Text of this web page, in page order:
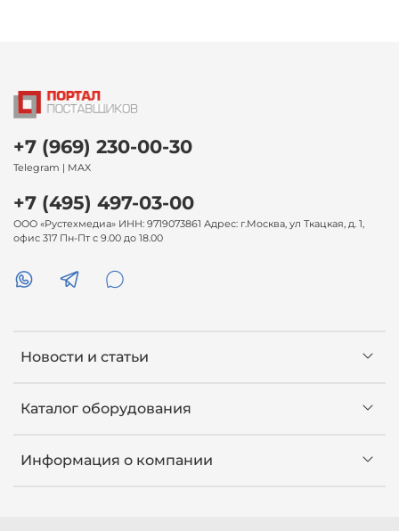
Новости и статьи
Каталог оборудования
Информация о компании
+7 (969) 230-00-30
Telegram | MAX
+7 (495) 497-03-00
ООО «Рустехмедиа» ИНН: 9719073861 Адрес: г.Москва, ул Ткацкая, д. 1,
офис 317 Пн-Пт с 9.00 до 18.00